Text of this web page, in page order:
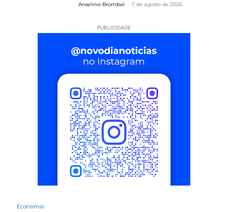
Anselmo Brombal - 7 de agosto de 2026
PUBLICIDADE
Economia